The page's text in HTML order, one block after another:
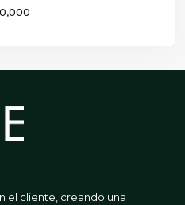
el cliente, creando una